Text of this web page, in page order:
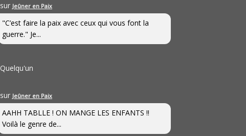
sur Jeûner en Paix
"C’est faire la paix avec ceux qui vous font la
guerre." Je...
Quelqu'un
sur Jeûner en Paix
AAHH TABLLE ! ON MANGE LES ENFANTS !!
Voilà le genre de...